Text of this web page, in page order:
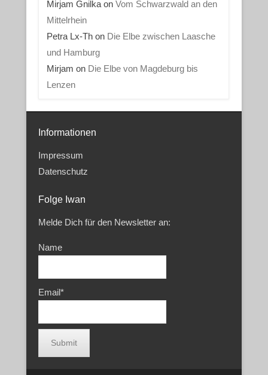
Mirjam Gnilkaon Vom Schwarzwald an den
Mittelrhein
Petra Lx-Thon Die Elbe zwischen Laasche
und Hamburg
Mirjam on Die Elbe von Magdeburg bis
Lenzen
Informationen
Impressum
Datenschutz
Folge Iwan
Melde Dich für den Newsletter an:
Name
Email*